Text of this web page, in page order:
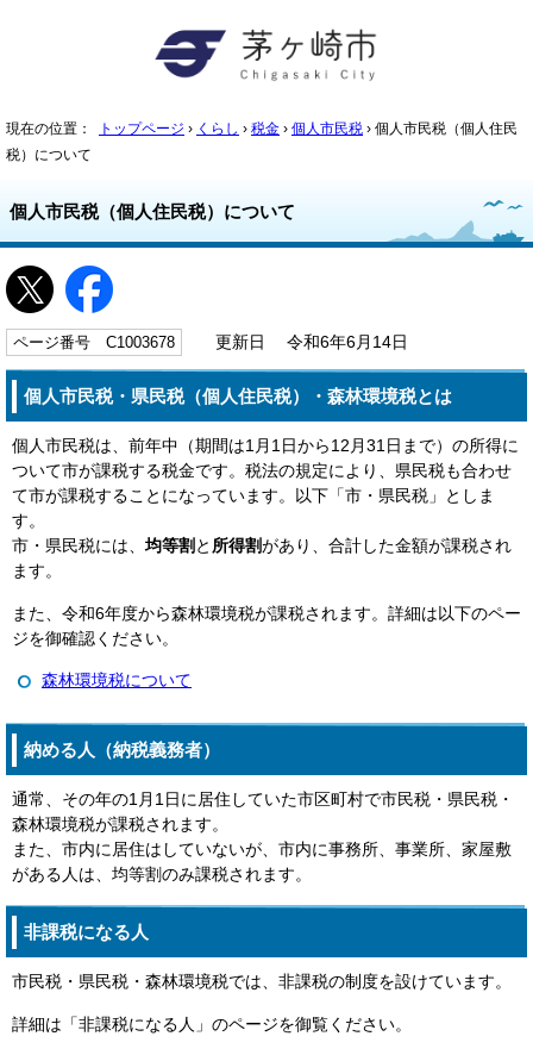
現在の位置： トップページ › くらし › 税金 › 個人市民税 › 個人市民税（個人住民
税）について
個人市民税（個人住民税）について
ページ番号 C1003678 更新日 令和6年6月14日
個人市民税・県民税（個人住民税）・森林環境税とは
個人市民税は、前年中（期間は1月1日から12月31日まで）の所得に
ついて市が課税する税金です。税法の規定により、県民税も合わせ
て市が課税することになっています。以下「市・県民税」としま
す。
市・県民税には、均等割 と 所得割があり、合計した金額が課税され
ます。
また、令和6年度から森林環境税が課税されます。詳細は以下のペー
ジを御確認ください。
森林環境税について
納める人（納税義務者）
通常、その年の1月1日に居住していた市区町村で市民税・県民税・
森林環境税が課税されます。
また、市内に居住はしていないが、市内に事務所、事業所、家屋敷
がある人は、均等割のみ課税されます。
非課税になる人
市民税・県民税・森林環境税では、非課税の制度を設けています。
詳細は「非課税になる人」のページを御覧ください。